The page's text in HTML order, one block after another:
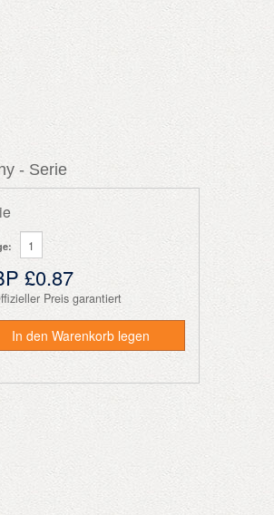
- Serie
£0.87
Preis garantiert
In den Warenkorb legen